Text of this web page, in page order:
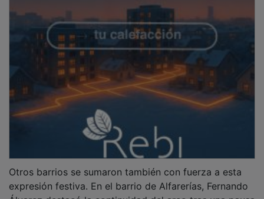
expresión festiva. En el barrio de Alfarerías, Fernando
Álvarez destacó la continuidad del arco tras una pausa